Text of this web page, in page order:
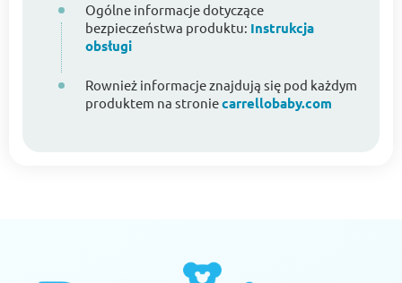
Ogólne informacje dotyczące
bezpieczeństwa produktu: Instrukcja
obsługi
Rownież informacje znajdują się pod każdym
produktem na stroniecarrellobaby.com